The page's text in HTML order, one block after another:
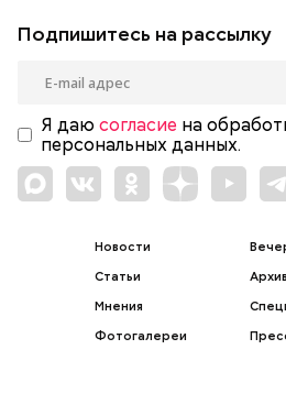
Подпишитесь на рассылку
Я даю согласие на
персональных данных.
Новости
Статьи
Мнения
Фотогалереи